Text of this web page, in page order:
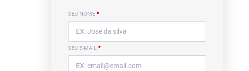
SEU NOME *
SEU E-MAIL *